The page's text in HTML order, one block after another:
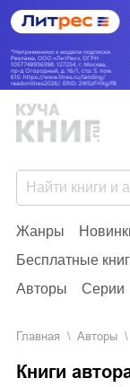
Жанры
Бесплатные
Авторы
Серии
Главная Aвторы
Книги